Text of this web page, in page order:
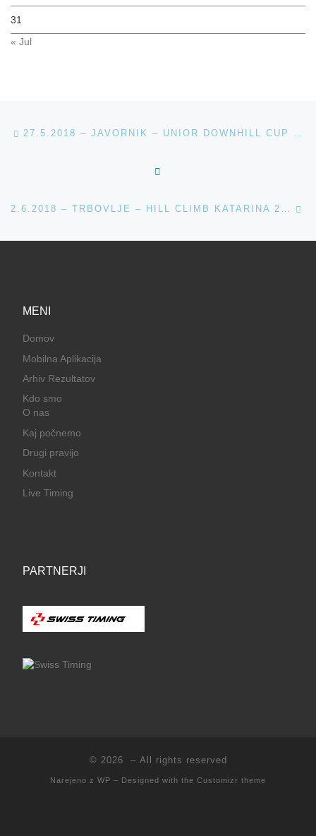
31
« Jul
Navigacija med prispevki 27.5.2018 – JAVORNIK – UNIOR DOWNHILL CUP 2018
MENI
Domov
Mobilna Aplikacija
Arhiv Rezultatov
Kdo smo
O nas
Kaj počnemo
Drugi pravijo
Kontakt
Live Timing
PARTNERJI
© 2026 – All rights reserved
Narejeno z WP – Designed with the Customizr theme